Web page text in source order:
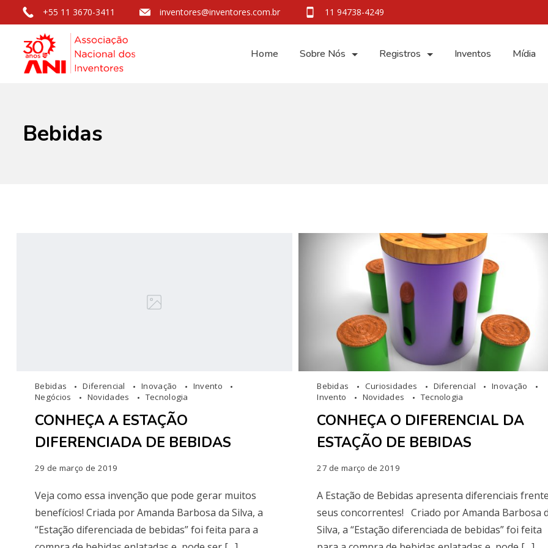
+55 11 3670-3411 inventores@inventores.com.br 11 94738-4249
Home Sobre Nós Registros Inventos Mídia
Bebidas
Bebidas Diferencial Inovação
Invento
Negócios
Novidades Tecnologia
CONHEÇA A ESTAÇÃO
DIFERENCIADA DE BEBIDAS
29 de março de 2019
Veja como essa invenção que pode gerar muitos
benefícios! Criada por Amanda Barbosa da Silva, a
“Estação diferenciada de bebidas” foi feita para a
Bebidas Curiosidades Diferencial
Inovação
Invento
Novidades Tecnologia
CONHEÇA O DIFERENCIAL DA
ESTAÇÃO DE BEBIDAS
27 de março de 2019
A Estação de Bebidas apresenta diferenciais
seus concorrentes! Criado por Amanda Barbosa
Silva, a “Estação diferenciada de bebidas” foi feita